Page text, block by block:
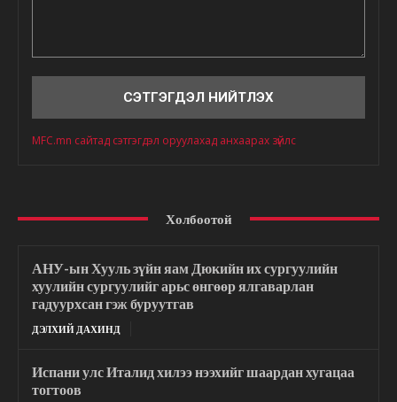
MFC.mn сайтад сэтгэгдэл оруулахад анхаарах зүйлс
Холбоотой
АНУ-ын Хууль зүйн яам Дюкийн их сургуулийн
хуулийн сургуулийг арьс өнгөөр ялгаварлан
гадуурхсан гэж буруутгав
ДЭЛХИЙ ДАХИНД
Испани улс Италид хилээ нээхийг шаардан хугацаа
тогтоов